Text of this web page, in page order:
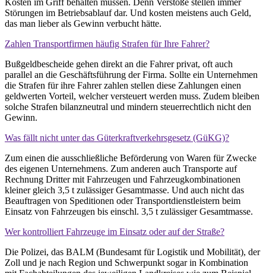
Kosten im Griff behalten müssen. Denn Verstöße stellen immer
Störungen im Betriebsablauf dar. Und kosten meistens auch Geld,
das man lieber als Gewinn verbucht hätte.
Zahlen Transportfirmen häufig Strafen für Ihre Fahrer?
Bußgeldbescheide gehen direkt an die Fahrer privat, oft auch
parallel an die Geschäftsführung der Firma. Sollte ein Unternehmen
die Strafen für ihre Fahrer zahlen stellen diese Zahlungen einen
geldwerten Vorteil, welcher versteuert werden muss. Zudem bleiben
solche Strafen bilanzneutral und mindern steuerrechtlich nicht den
Gewinn.
Was fällt nicht unter das Güterkraftverkehrsgesetz (GüKG)?
Zum einen die ausschließliche Beförderung von Waren für Zwecke
des eigenen Unternehmens. Zum anderen auch Transporte auf
Rechnung Dritter mit Fahrzeugen und Fahrzeugkombinationen
kleiner gleich 3,5 t zulässiger Gesamtmasse. Und auch nicht das
Beauftragen von Speditionen oder Transportdienstleistern beim
Einsatz von Fahrzeugen bis einschl. 3,5 t zulässiger Gesamtmasse.
Wer kontrolliert Fahrzeuge im Einsatz oder auf der Straße?
Die Polizei, das BALM (Bundesamt für Logistik und Mobilität), der
Zoll und je nach Region und Schwerpunkt sogar in Kombination